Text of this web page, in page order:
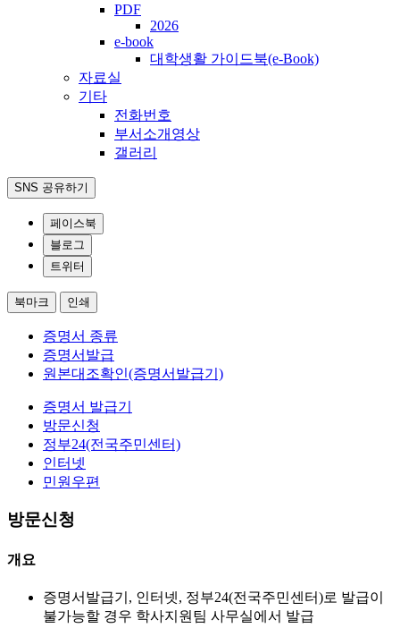
PDF
2026
e-book
대학생활 가이드북(e-Book)
자료실
기타
전화번호
부서소개영상
갤러리
SNS 공유하기
페이스북
블로그
트위터
북마크 인쇄
증명서 종류
증명서발급
원본대조확인(증명서발급기)
증명서 발급기
방문신청
정부24(전국주민센터)
인터넷
민원우편
방문신청
개요
증명서발급기, 인터넷, 정부24(전국주민센터)로 발급이
불가능할 경우 학사지원팀 사무실에서 발급